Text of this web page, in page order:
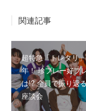
関連記事
超特急「トレタリ
年！ 珍プレー好プ
は!? 全員で振り返
座談会